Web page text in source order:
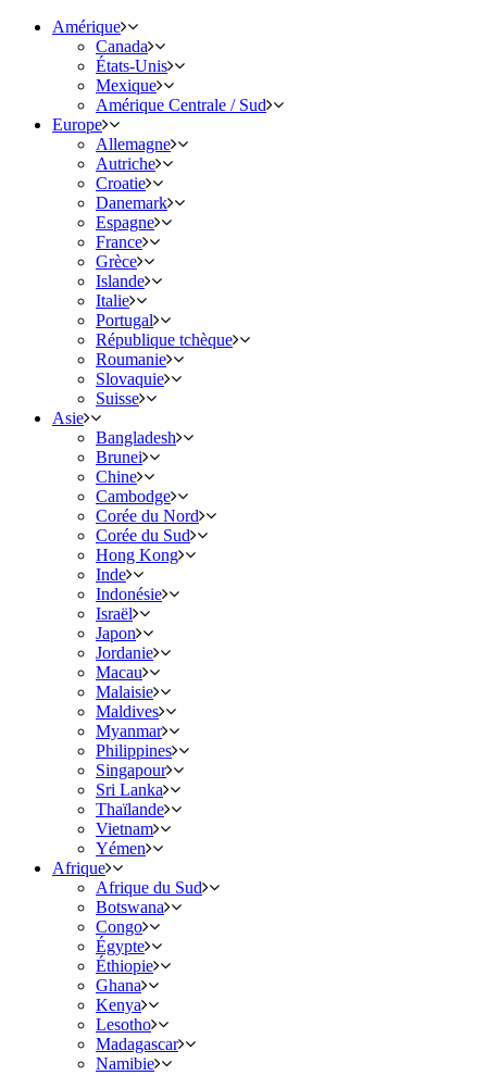
Amérique
Canada
États-Unis
Mexique
Amérique Centrale / Sud
Europe
Allemagne
Autriche
Croatie
Danemark
Espagne
France
Grèce
Islande
Italie
Portugal
République tchèque
Roumanie
Slovaquie
Suisse
Asie
Bangladesh
Brunei
Chine
Cambodge
Corée du Nord
Corée du Sud
Hong Kong
Inde
Indonésie
Israël
Japon
Jordanie
Macau
Malaisie
Maldives
Myanmar
Philippines
Singapour
Sri Lanka
Thaïlande
Vietnam
Yémen
Afrique
Afrique du Sud
Botswana
Congo
Égypte
Éthiopie
Ghana
Kenya
Lesotho
Madagascar
Namibie